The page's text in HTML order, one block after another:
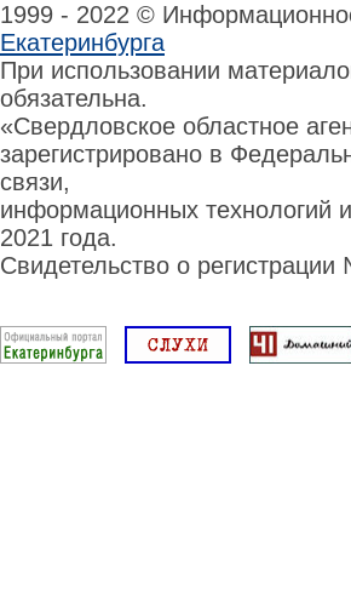
1999 - 2022 ©
Екатеринбурга
При использовании
обязательна.
«Свердловское областное
зарегистрировано в
связи,
информационных технологий
2021 года.
Свидетельство о